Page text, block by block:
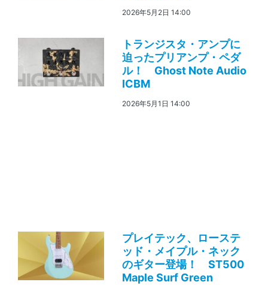
2026年5月2日 14:00
トランジスタ・アンプに
迫ったプリアンプ・ペダ
ル！ Ghost Note Audio
ICBM
2026年5月1日 14:00
プレイテック、ローステ
ッド・メイプル・ネック
のギター登場！ ST500
Maple Surf Green